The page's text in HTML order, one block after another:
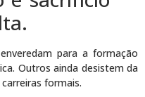
para a formação
Outros ainda desistem da
formais.